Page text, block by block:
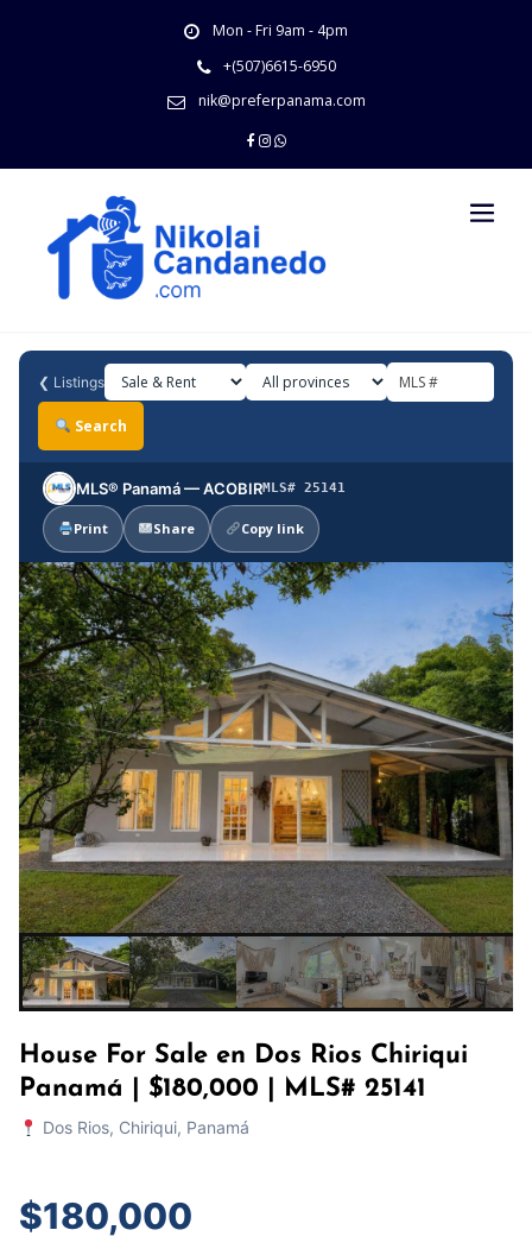
Mon - Fri 9am - 4pm
+(507)6615-6950
nik@preferpanama.com
❮ Listings
Search
MLS® Panamá — ACOBIRMLS# 25141
Print Share Copy link
House For Sale en Dos Rios Chiriqui
Panamá | $180,000 | MLS# 25141
Dos Rios, Chiriqui, Panamá
$180,000